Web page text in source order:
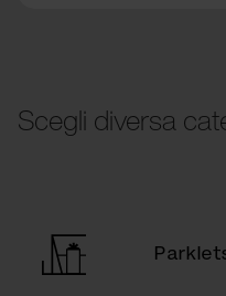
Scegli diversa